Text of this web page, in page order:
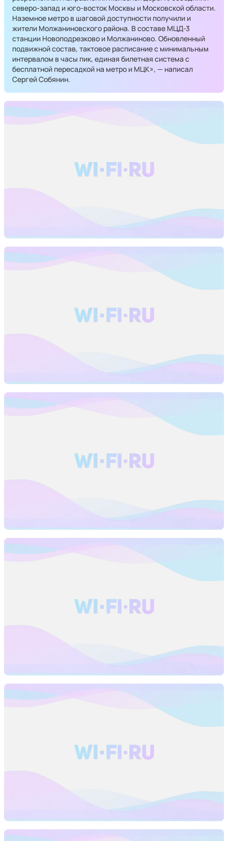
северо-запад и юго-восток Москвы и Московской области.
Наземное метро в шаговой доступности получили и
жители Молжаниновского района. В составе МЦД-3
станции Новоподрезково и Молжаниново. Обновленный
подвижной состав, тактовое расписание с минимальным
интервалом в часы пик, единая билетная система с
бесплатной пересадкой на метро и МЦК», — написал
Сергей Собянин.